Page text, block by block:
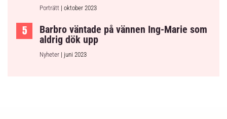
Porträtt | oktober 2023
Barbro väntade på vännen Ing-Marie som
aldrig dök upp
Nyheter | juni 2023